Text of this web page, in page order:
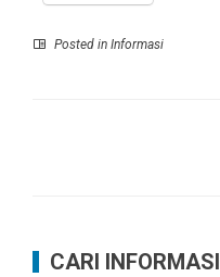
Posted in Informasi
CARI INFORMASI